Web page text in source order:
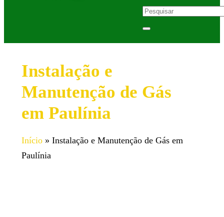
Instalação e
Manutenção de Gás
em Paulínia
Início » Instalação e Manutenção de Gás em
Paulínia